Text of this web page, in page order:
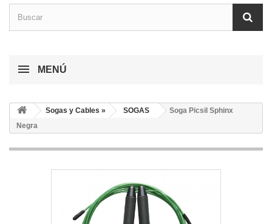
MENÚ
Sogas y Cables » SOGAS
Soga Picsil Sphinx
Negra